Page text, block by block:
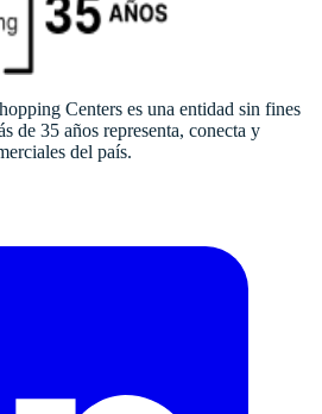
Centers es una entidad sin fines
de 35 años representa, conecta y
del país.